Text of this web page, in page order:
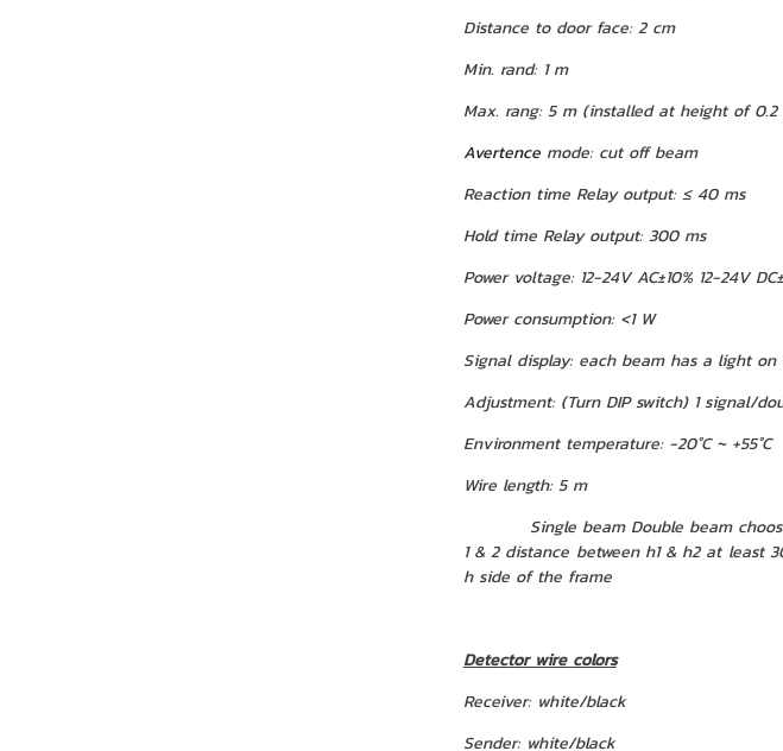
Distance to door face: 2 cm
Min. rand: 1 m
Max. rang: 5 m (installed at height of 0.2
Avertencemode: cut off beam
Reaction time Relay output: ≤ 40 ms
Hold time Relay output: 300 ms
Power voltage: 12-24V AC±10% 12-24V
Power consumption: <1 W
Signal display: each beam has a light
Adjustment: (Turn DIP switch) 1 signal/
Environment temperature: -20°C ~ +55°C
Wire length: 5 m
Single beam Double beam choose
1 & 2 distance between h1 & h2 at
h side of the frame
Detector wire colors
Receiver: white/black
Sender: white/black